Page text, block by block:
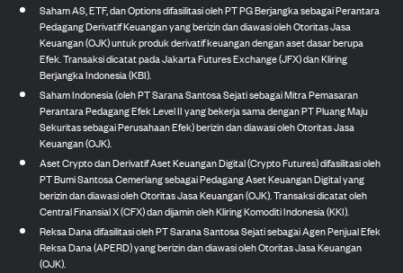
Saham AS, ETF, dan Options difasilitasi oleh PT PG Berjangka sebagai Perantara
Pedagang Derivatif Keuangan yang berizin dan diawasi oleh Otoritas Jasa
Keuangan (OJK) untuk produk derivatif keuangan dengan aset dasar berupa
Efek. Transaksi dicatat pada Jakarta Futures Exchange (JFX) dan Kliring
Berjangka Indonesia (KBI).
Saham Indonesia (oleh PT Sarana Santosa Sejati sebagai Mitra Pemasaran
Perantara Pedagang Efek Level II yang bekerja sama dengan PT Pluang Maju
Sekuritas sebagai Perusahaan Efek) berizin dan diawasi oleh Otoritas Jasa
Keuangan (OJK).
Aset Crypto dan Derivatif Aset Keuangan Digital (Crypto Futures) difasilitasi oleh
PT Bumi Santosa Cemerlang sebagai Pedagang Aset Keuangan Digital yang
berizin dan diawasi oleh Otoritas Jasa Keuangan (OJK). Transaksi dicatat oleh
Central Finansial X (CFX) dan dijamin oleh Kliring Komoditi Indonesia (KKI).
Reksa Dana difasilitasi oleh PT Sarana Santosa Sejati sebagai Agen Penjual Efek
Reksa Dana (APERD) yang berizin dan diawasi oleh Otoritas Jasa Keuangan
(OJK).